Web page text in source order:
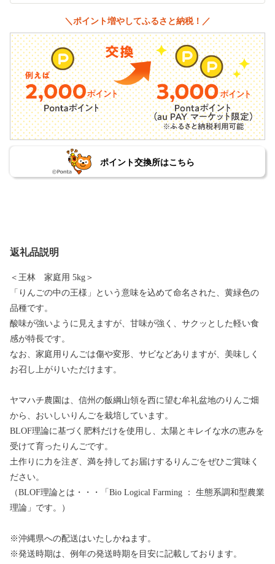
＼ポイント増やしてふるさと納税！／
ポイント交換所はこちら
返礼品説明
＜王林 家庭用 5kg＞
「りんごの中の王様」という意味を込めて命名された、黄緑色の
品種です。
酸味が強いように見えますが、甘味が強く、サクッとした軽い食
感が特長です。
なお、家庭用りんごは傷や変形、サビなどありますが、美味しく
お召し上がりいただけます。
ヤマハチ農園は、信州の飯綱山領を西に望む牟礼盆地のりんご畑
から、おいしいりんごを栽培しています。
BLOF理論に基づく肥料だけを使用し、太陽とキレイな水の恵みを
受けて育ったりんごです。
土作りに力を注ぎ、満を持してお届けするりんごをぜひご賞味く
ださい。
（BLOF理論とは・・・「Bio Logical Farming ： 生態系調和型農業
理論」です。）
※沖縄県への配送はいたしかねます。
※発送時期は、例年の発送時期を目安に記載しております。